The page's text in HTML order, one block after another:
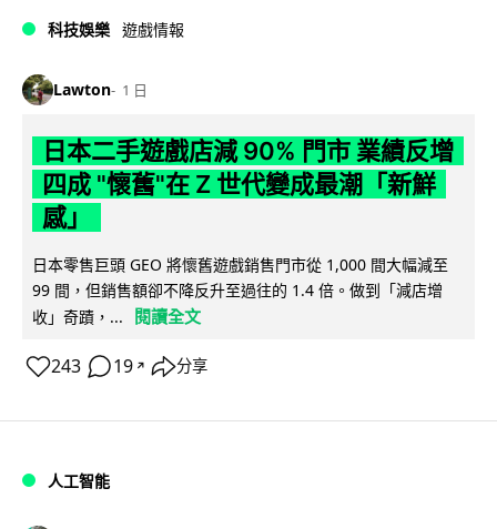
科技娛樂 遊戲情報
Lawton 1 日
日本二手遊戲店減 90% 門市 業績反增
四成 "懷舊"在 Z 世代變成最潮「新鮮
感」
日本零售巨頭 GEO 將懷舊遊戲銷售門市從 1,000 間大幅減至
99 間，但銷售額卻不降反升至過往的 1.4 倍。做到「減店增
收」奇蹟，...
閱讀全文
243 19 ↗ 分享
人工智能